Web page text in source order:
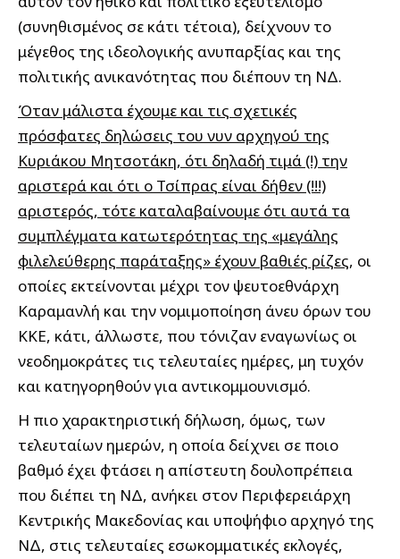
(συνηθισμένος σε κάτι τέτοια), δείχνουν το
μέγεθος της ιδεολογικής ανυπαρξίας και της
πολιτικής ανικανότητας που διέπουν τη ΝΔ.
Όταν μάλιστα έχουμε και τις σχετικές
πρόσφατες δηλώσεις του νυν αρχηγού της
Κυριάκου Μητσοτάκη, ότι δηλαδή τιμά (!) την
αριστερά και ότι ο Τσίπρας είναι δήθεν (!!!)
αριστερός, τότε καταλαβαίνουμε ότι αυτά τα
συμπλέγματα κατωτερότητας της «μεγάλης
φιλελεύθερης παράταξης» έχουν βαθιές ρίζες, οι
οποίες εκτείνονται μέχρι τον ψευτοεθνάρχη
Καραμανλή και την νομιμοποίηση άνευ όρων του
ΚΚΕ, κάτι, άλλωστε, που τόνιζαν εναγωνίως οι
νεοδημοκράτες τις τελευταίες ημέρες, μη τυχόν
και κατηγορηθούν για αντικομμουνισμό.
Η πιο χαρακτηριστική δήλωση, όμως, των
τελευταίων ημερών, η οποία δείχνει σε ποιο
βαθμό έχει φτάσει η απίστευτη δουλοπρέπεια
που διέπει τη ΝΔ, ανήκει στον Περιφερειάρχη
Κεντρικής Μακεδονίας και υποψήφιο αρχηγό της
ΝΔ, στις τελευταίες εσωκομματικές εκλογές,